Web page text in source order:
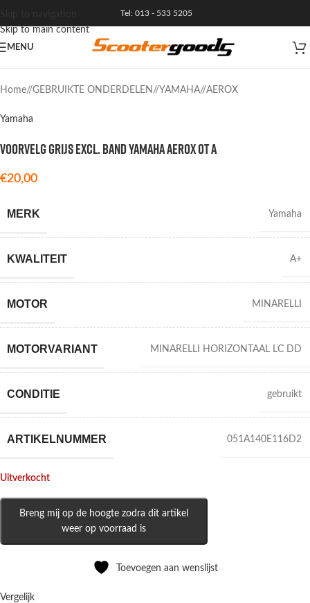
Skip to main content
Tel: 013 - 533 5205
MENU
VERKOCHT
Home/ GEBRUIKTE ONDERDELEN / YAMAHA/ AEROX
Yamaha
VOORVELG GRIJS EXCL. BAND YAMAHA AEROX OT A
€20,00
MERK Yamaha
KWALITEIT A+
MOTOR MINARELLI
MOTORVARIANT MINARELLI HORIZONTAAL LC DD
CONDITIE gebruikt
ARTIKELNUMMER 051A140E116D2
Uitverkocht
Breng mij op de hoogte zodra dit artikel
weer op voorraad is
Toevoegen aan wenslijst
Vergelijk